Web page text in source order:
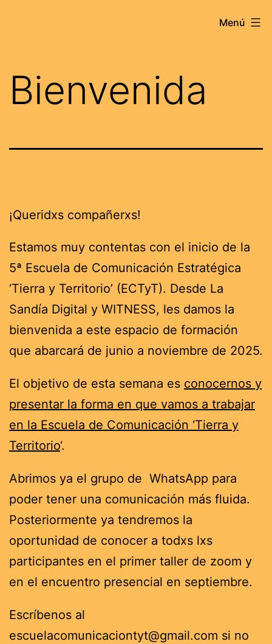
Menú
Bienvenida
¡Queridxs compañerxs!
Estamos muy contentas con el inicio de la
5ª Escuela de Comunicación Estratégica
‘Tierra y Territorio’ (ECTyT). Desde La
Sandía Digital y WITNESS, les damos la
bienvenida a este espacio de formación
que abarcará de junio a noviembre de 2025.
El objetivo de esta semana es conocernos y
presentar la forma en que vamos a trabajar
en la Escuela de Comunicación ‘Tierra y
Territorio‘.
Abrimos ya el grupo de WhatsApp para
poder tener una comunicación más fluida.
Posteriormente ya tendremos la
oportunidad de conocer a todxs lxs
participantes en el primer taller de zoom y
en el encuentro presencial en septiembre.
Escríbenos al
escuelacomunicaciontyt@gmail.com si no